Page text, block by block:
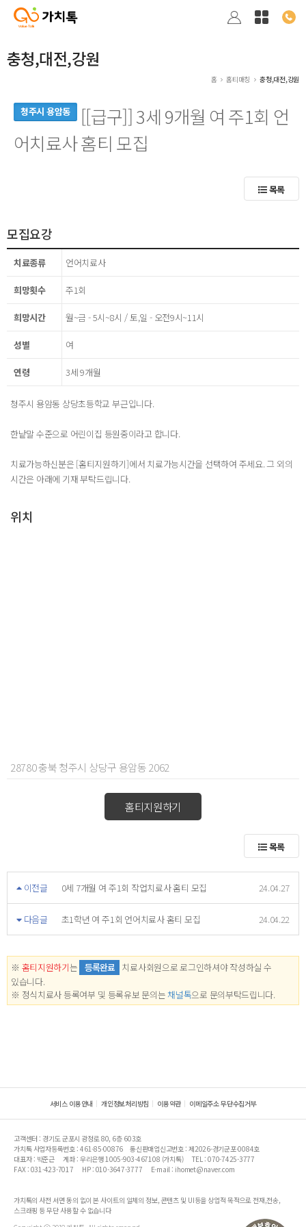
충청,대전,강원
홈 홈티매칭 충청,대전,강원
청주시 용암동
[[급구]] 3세 9개월 여 주1회 언
어치료사 홈티 모집
목록
모집요강
치료종류 언어치료사
희망횟수 주1회
희망시간 월~금 - 5시~8시 / 토,일 - 오전9시~11시
성별 여
연령 3세 9개월
청주시 용암동 상당초등학교 부근입니다.
한낱말 수준으로 어린이집 등원중이라고 합니다.
치료가능하신분은 [홈티지원하기]에서 치료가능시간을 선택하여 주세요. 그 외의
시간은 아래에 기재 부탁드립니다.
위치
28780 충북 청주시 상당구 용암동 2062
홈티지원하기
목록
이전글 0세 7개월 여 주1회 작업치료사 홈티 모집 24.04.27
다음글 초1학년 여 주1회 언어치료사 홈티 모집 24.04.22
※ 홈티지원하기는 등록완료 치료사회원으로 로그인하셔야 작성하실 수
있습니다.
※ 정식치료사 등록여부 및 등록유보 문의는 채널톡으로 문의부탁드립니다.
서비스 이용안내 개인정보처리방침 이용약관 이메일주소 무단수집거부
고객센터 : 경기도 군포시 광정로 80, 6층 603호
가치톡 사업자등록번호 : 461-85-00876
통신판매업신고번호 : 제2026-경기군포-0084호
대표자 : 박준근
계좌 : 우리은행 1005-903-467108 (가치톡)
TEL : 070-7425-3777
FAX : 031-423-7017
HP : 010-3647-3777 E-mail : ihomet@naver.com
가치톡의 사전 서면 동의 없이 본 사이트의 일체의 정보, 콘텐츠 및 UI등을 상업적 목적으로 전재,전송,
스크래핑 등 무단 사용할 수 없습니다